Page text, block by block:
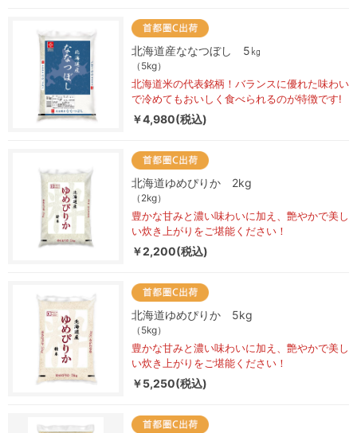
北海道産ななつぼし 5㎏
（5kg）
北海道米の代表銘柄！バランスに優れた味わい
で冷めてもおいしく食べられるのが特徴です!
￥4,980(税込)
北海道ゆめぴりか 2kg
（2kg）
豊かな甘みと濃い味わいに加え、艶やかで美し
い炊き上がりをご堪能ください！
￥2,200(税込)
北海道ゆめぴりか 5kg
（5kg）
豊かな甘みと濃い味わいに加え、艶やかで美し
い炊き上がりをご堪能ください！
￥5,250(税込)